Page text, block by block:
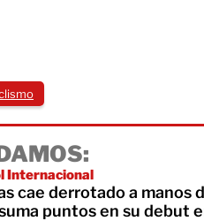
Internacional
cae derrotado a manos
puntos en su debut